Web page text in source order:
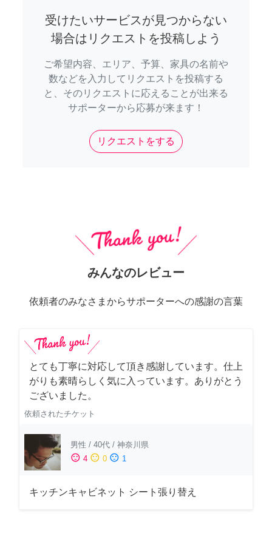
受けたいサービスが見つからない
場合はリクエストを投稿しよう
ご希望内容、エリア、予算、家具の名前や
数などを入力してリクエストを投稿する
と、そのリクエストに応えることが出来る
サポーターから応募が来ます！
リクエストをする
みんなのレビュー
依頼者のみなさまからサポーターへの感謝の言葉
とても丁寧に対応して頂き感謝しています。仕上
がりも素晴らしく気に入っています。ありがとう
ございました。
依頼されたチケット
男性 / 40代 / 神奈川県
sentiment_satisfied 4 sentiment_neutral 0 sentiment_dissatisfied 1
キッチンキャビネット シート張り替え